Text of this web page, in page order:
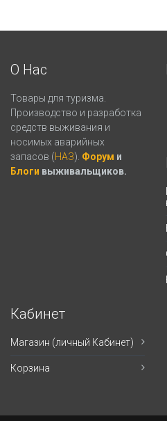
О Нас
Товары для туризма.
Производство и разработка
средств выживания и
носимых аварийных
запасов (НАЗ). Форум и
Блоги выживальщиков.
Кабинет
Магазин (личный Кабинет)
Корзина